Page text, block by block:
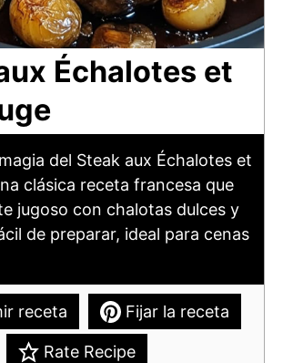
Échalotes et
del Steak aux Échalotes et
clásica receta francesa que
jugoso con chalotas dulces y
de preparar, ideal para cenas
receta Fijar la receta
Rate Recipe